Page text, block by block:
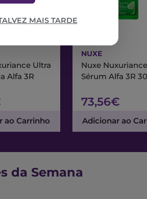
MAIS TARDE
Ultra
Alfa 3R
ao Carrinho
NUXE
Nuxe
Sérum Alfa 3R
73,56€
Adicionar ao
da Semana